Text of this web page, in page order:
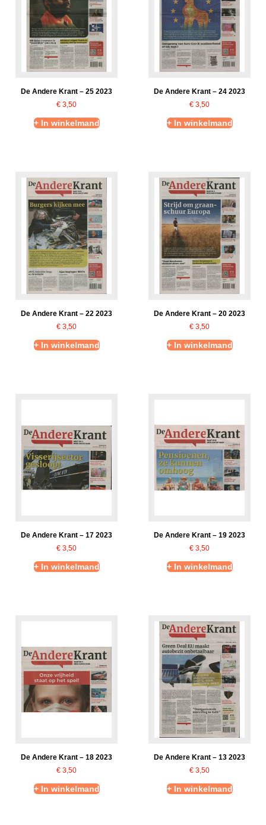
De Andere Krant – 25 2023
€ 3,50
+ In winkelmand
De Andere Krant – 24 2023
€ 3,50
+ In winkelmand
De Andere Krant – 22 2023
€ 3,50
+ In winkelmand
De Andere Krant – 20 2023
€ 3,50
+ In winkelmand
De Andere Krant – 17 2023
€ 3,50
+ In winkelmand
De Andere Krant – 19 2023
€ 3,50
+ In winkelmand
De Andere Krant – 18 2023
€ 3,50
+ In winkelmand
De Andere Krant – 13 2023
€ 3,50
+ In winkelmand